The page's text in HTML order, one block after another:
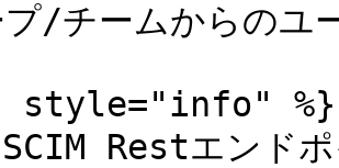
/チームからのユ
style="info" %}
Restエンドポ